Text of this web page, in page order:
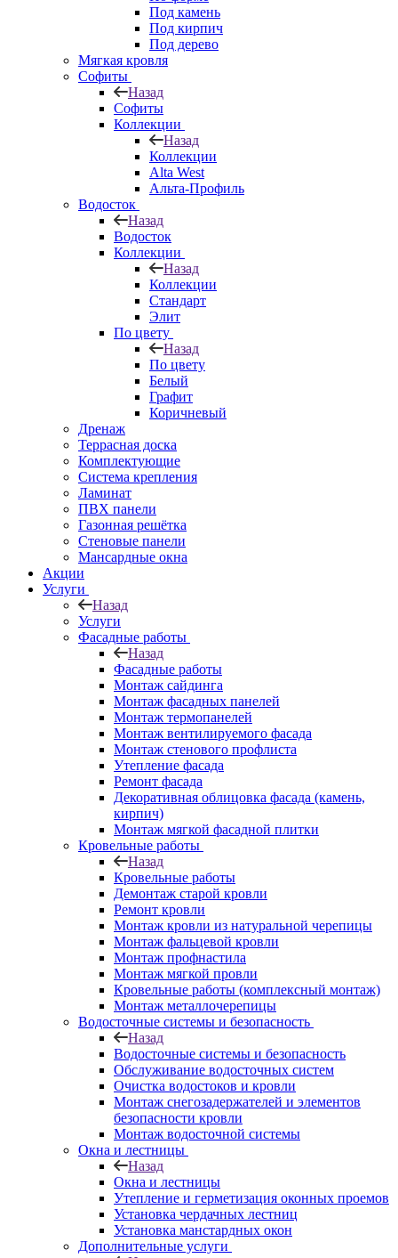
Под камень
Под кирпич
Под дерево
Мягкая кровля
Софиты
Назад
Софиты
Коллекции
Назад
Коллекции
Alta West
Альта-Профиль
Водосток
Назад
Водосток
Коллекции
Назад
Коллекции
Стандарт
Элит
По цвету
Назад
По цвету
Белый
Графит
Коричневый
Дренаж
Террасная доска
Комплектующие
Система крепления
Ламинат
ПВХ панели
Газонная решётка
Стеновые панели
Мансардные окна
Акции
Услуги
Назад
Услуги
Фасадные работы
Назад
Фасадные работы
Монтаж сайдинга
Монтаж фасадных панелей
Монтаж термопанелей
Монтаж вентилируемого фасада
Монтаж стенового профлиста
Утепление фасада
Ремонт фасада
Декоративная облицовка фасада (камень,
кирпич)
Монтаж мягкой фасадной плитки
Кровельные работы
Назад
Кровельные работы
Демонтаж старой кровли
Ремонт кровли
Монтаж кровли из натуральной черепицы
Монтаж фальцевой кровли
Монтаж профнастила
Монтаж мягкой провли
Кровельные работы (комплексный монтаж)
Монтаж металлочерепицы
Водосточные системы и безопасность
Назад
Водосточные системы и безопасность
Обслуживание водосточных систем
Очистка водостоков и кровли
Монтаж снегозадержателей и элементов
безопасности кровли
Монтаж водосточной системы
Окна и лестницы
Назад
Окна и лестницы
Утепление и герметизация оконных проемов
Установка чердачных лестниц
Установка манстардных окон
Дополнительные услуги